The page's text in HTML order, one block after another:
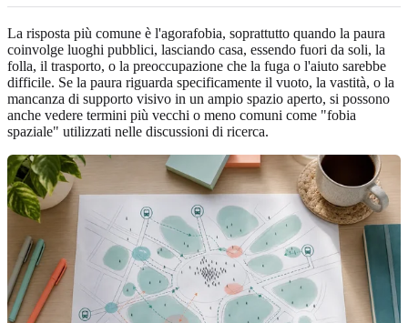
La risposta più comune è l'agorafobia, soprattutto quando la paura
coinvolge luoghi pubblici, lasciando casa, essendo fuori da soli, la
folla, il trasporto, o la preoccupazione che la fuga o l'aiuto sarebbe
difficile. Se la paura riguarda specificamente il vuoto, la vastità, o la
mancanza di supporto visivo in un ampio spazio aperto, si possono
anche vedere termini più vecchi o meno comuni come "fobia
spaziale" utilizzati nelle discussioni di ricerca.